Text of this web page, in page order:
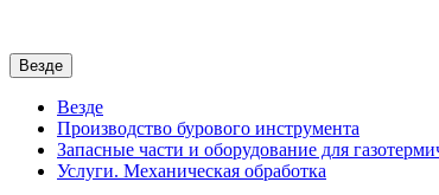
Везде
Везде
Производство бурового инструмента
Запасные части и оборудование для
Услуги. Механическая обработка